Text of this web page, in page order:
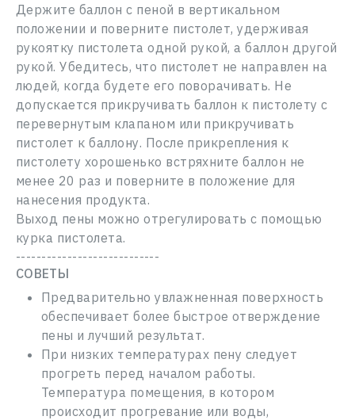
Пароль
Забыли свой пароль?
Новый пользователь
Э-почта
Log In
CANCEL RESERVATION
CONTINUE
REMOVE FROM FAVOURITES
CONTINUE
Держите баллон с пеной в вертикальном
положении и поверните пистолет, удерживая
рукоятку пистолета одной рукой, а баллон другой
рукой. Убедитесь, что пистолет не направлен на
людей, когда будете его поворачивать. Не
допускается прикручивать баллон к пистолету с
перевернутым клапаном или прикручивать
пистолет к баллону. После прикрепления к
пистолету хорошенько встряхните баллон не
менее 20 раз и поверните в положение для
нанесения продукта.
Выход пены можно отрегулировать с помощью
курка пистолета.
----------------------------
СОВЕТЫ
Предварительно увлажненная поверхность
обеспечивает более быстрое отверждение
пены и лучший результат.
При низких температурах пену следует
прогреть перед началом работы.
Температура помещения, в котором
происходит прогревание или воды,
Адрес
Сообщение